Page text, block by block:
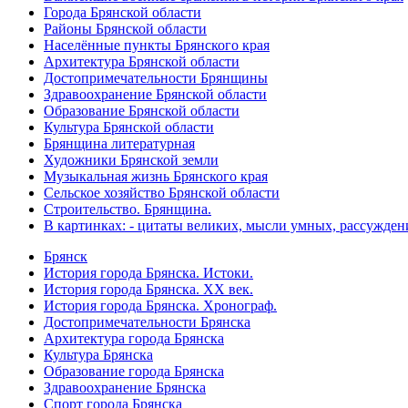
Города Брянской области
Районы Брянской области
Населённые пункты Брянского края
Архитектура Брянской области
Достопримечательности Брянщины
Здравоохранение Брянской области
Образование Брянской области
Культура Брянской области
Брянщина литературная
Художники Брянской земли
Музыкальная жизнь Брянского края
Сельское хозяйство Брянской области
Строительство. Брянщина.
В картинках: - цитаты великих, мысли умных,
Брянск
История города Брянска. Истоки.
История города Брянска. XX век.
История города Брянска. Хронограф.
Достопримечательности Брянска
Архитектура города Брянска
Культура Брянска
Образование города Брянска
Здравоохранение Брянска
Спорт города Брянска